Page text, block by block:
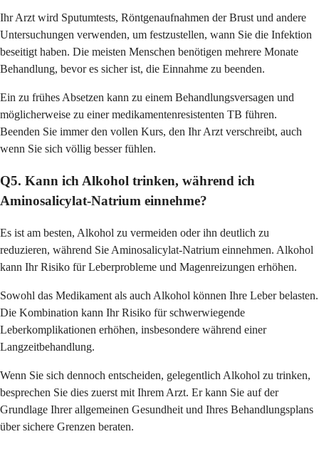
Ihr Arzt wird Sputumtests, Röntgenaufnahmen der Brust und andere
Untersuchungen verwenden, um festzustellen, wann Sie die Infektion
beseitigt haben. Die meisten Menschen benötigen mehrere Monate
Behandlung, bevor es sicher ist, die Einnahme zu beenden.
Ein zu frühes Absetzen kann zu einem Behandlungsversagen und
möglicherweise zu einer medikamentenresistenten TB führen.
Beenden Sie immer den vollen Kurs, den Ihr Arzt verschreibt, auch
wenn Sie sich völlig besser fühlen.
Q5. Kann ich Alkohol trinken, während ich
Aminosalicylat-Natrium einnehme?
Es ist am besten, Alkohol zu vermeiden oder ihn deutlich zu
reduzieren, während Sie Aminosalicylat-Natrium einnehmen. Alkohol
kann Ihr Risiko für Leberprobleme und Magenreizungen erhöhen.
Sowohl das Medikament als auch Alkohol können Ihre Leber belasten.
Die Kombination kann Ihr Risiko für schwerwiegende
Leberkomplikationen erhöhen, insbesondere während einer
Langzeitbehandlung.
Wenn Sie sich dennoch entscheiden, gelegentlich Alkohol zu trinken,
besprechen Sie dies zuerst mit Ihrem Arzt. Er kann Sie auf der
Grundlage Ihrer allgemeinen Gesundheit und Ihres Behandlungsplans
über sichere Grenzen beraten.